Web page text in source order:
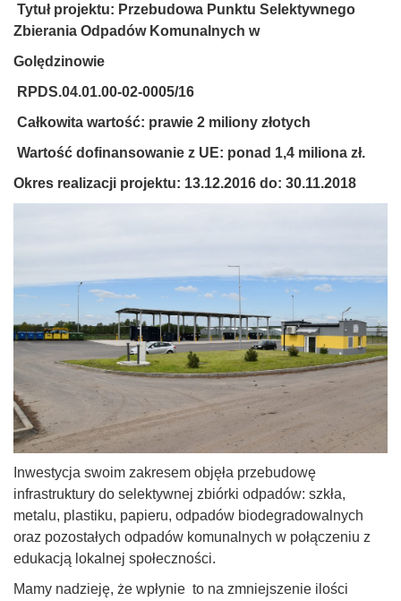
Tytuł projektu: Przebudowa Punktu Selektywnego
Zbierania Odpadów Komunalnych w
Golędzinowie
RPDS.04.01.00-02-0005/16
Całkowita wartość: prawie 2 miliony złotych
Wartość dofinansowanie z UE: ponad 1,4 miliona zł.
Okres realizacji projektu: 13.12.2016 do: 30.11.2018
Inwestycja swoim zakresem objęła przebudowę
infrastruktury do selektywnej zbiórki odpadów: szkła,
metalu, plastiku, papieru, odpadów biodegradowalnych
oraz pozostałych odpadów komunalnych w połączeniu z
edukacją lokalnej społeczności.
Mamy nadzieję, że wpłynie to na zmniejszenie ilości